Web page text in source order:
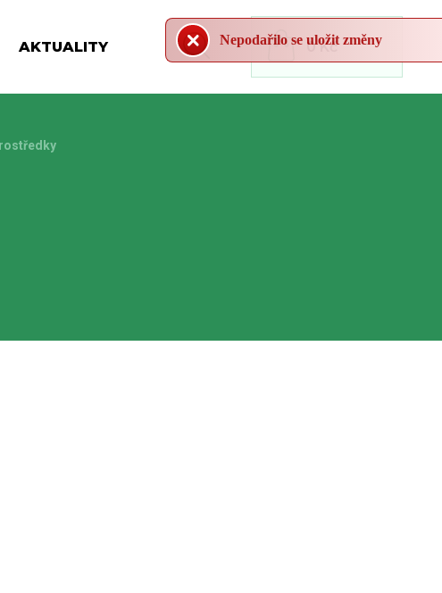
AKTUALITY 0 Kč
Nepodařilo se uložit změny